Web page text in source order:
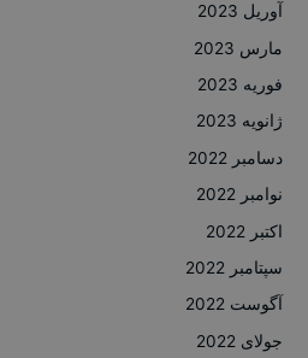
آوریل 2023
مارس 2023
فوریه 2023
ژانویه 2023
دسامبر 2022
نوامبر 2022
اکتبر 2022
سپتامبر 2022
آگوست 2022
جولای 2022